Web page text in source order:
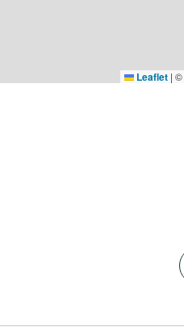
Leaflet | ©